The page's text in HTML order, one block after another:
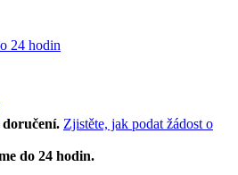
24 hodin
Zjistěte, jak podat žádost o
do 24 hodin.